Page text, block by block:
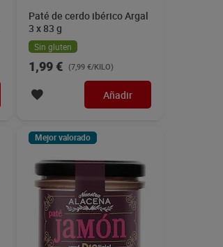
Paté de cerdo ibérico Argal
3 x 83 g
Sin gluten
1,99 € (7,99 €/KILO)
Añadir
Mejor valorado